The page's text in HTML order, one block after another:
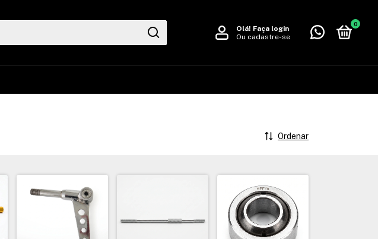
Olá! Faça login
Ou cadastre-se
0
Ordenar